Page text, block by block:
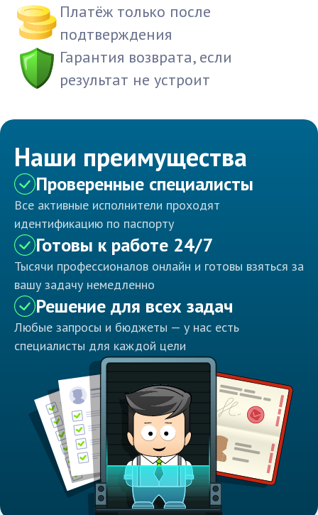
Платёж только после
подтверждения
Гарантия возврата, если
результат не устроит
Наши преимущества
Проверенные специалисты
Все активные исполнители проходят
идентификацию по паспорту
Готовы к работе 24/7
Тысячи профессионалов онлайн и готовы взяться за
вашу задачу немедленно
Решение для всех задач
Любые запросы и бюджеты — у нас есть
специалисты для каждой цели